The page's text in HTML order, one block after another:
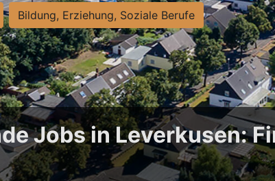
Bildung, Erziehung, Soziale Berufe
Jobs in Leverkusen: